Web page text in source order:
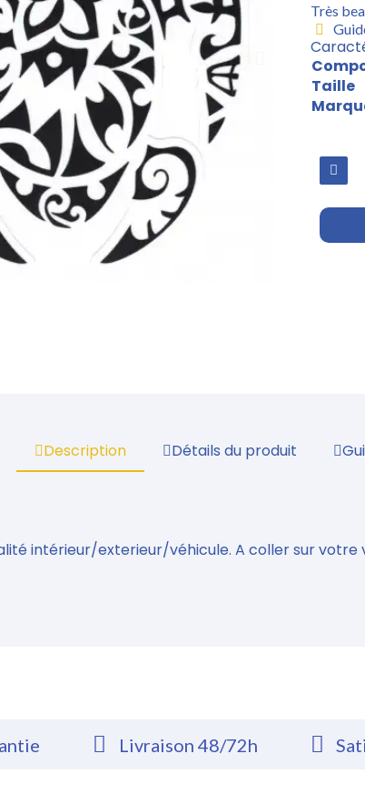
Très
Taille
Description Détails du produit
intérieur/exterieur/véhicule. A coller sur votre
Livraison 48/72h